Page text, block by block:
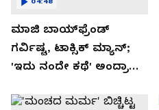
ಮಾಜಿ ಬಾಯ್‌ಫ್ರೆಂಡ್
ಗರ್ವಿಷ್ಟ, ಟಾಕ್ಸಿಕ್ ಮ್ಯಾನ್;
'ಇದು ನಂದೇ ಕಥೆ' ಅಂದ್ರಾ
ಮಂದಣ್ಣ?